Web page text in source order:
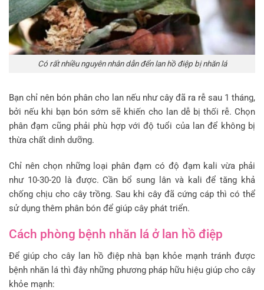
Có rất nhiều nguyên nhân dẫn đển lan hồ điệp bị nhăn lá
Bạn chỉ nên bón phân cho lan nếu như cây đã ra rễ sau 1 tháng,
bởi nếu khi bạn bón sớm sẽ khiến cho lan dễ bị thối rễ. Chọn
phân đạm cũng phải phù hợp với độ tuổi của lan để không bị
thừa chất dinh dưỡng.
Chỉ nên chọn những loại phân đạm có độ đạm kali vừa phải
như 10-30-20 là được. Cần bổ sung lân và kali để tăng khả
chống chịu cho cây trồng. Sau khi cây đã cứng cáp thì có thể
sử dụng thêm phân bón để giúp cây phát triển.
Cách phòng bệnh nhăn lá ở lan hồ điệp
Để giúp cho cây lan hồ điệp nhà bạn khỏe mạnh tránh được
bệnh nhăn lá thì đây những phương pháp hữu hiệu giúp cho cây
khỏe mạnh: